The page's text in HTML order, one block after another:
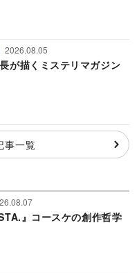
2026.08.05
が描くミステリマガジン
事一覧
』コースケの創作哲学